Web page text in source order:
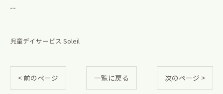
--
児童デイサービス Soleil
< 前のページ 一覧に戻る 次のページ >